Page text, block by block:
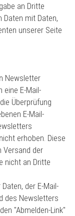
an Dritte
Daten mit Daten,
unserer Seite
Newsletter
E-Mail-
Überprüfung
E-Mail-
erhoben. Diese
Versand der
nicht an Dritte
der E-Mail-
des Newsletters
"Abmelden-Link"